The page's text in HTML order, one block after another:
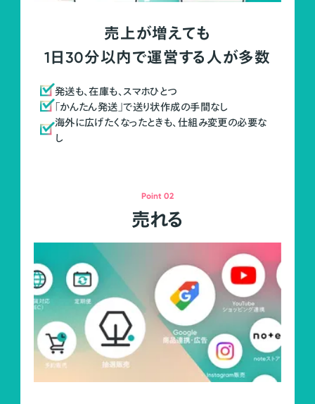
売上が増えても
1日30分以内で運営する人が多数
発送も、在庫も、スマホひとつ
「かんたん発送」で送り状作成の手間なし
海外に広げたくなったときも、仕組み変更の必要な
し
Point 02
売れる